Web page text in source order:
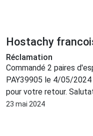
Hostachy
Réclamation
Commandé 2 paires d'espadrilles No de commande
PAY39905 le 4/05/
pour votre retour.
23 mai 2024